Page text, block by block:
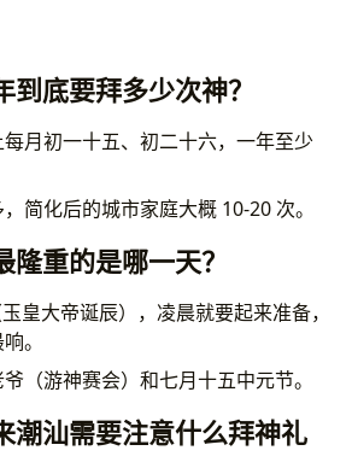
底要拜多少次神？
月初一十五、初二十六，一年至少
简化后的城市家庭大概 10-20 次。
重的是哪一天？
皇大帝诞辰），凌晨就要起来准备，
。
（游神赛会）和七月十五中元节。
潮汕需要注意什么拜神礼